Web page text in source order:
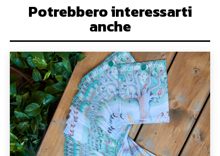
Potrebbero interessarti
anche